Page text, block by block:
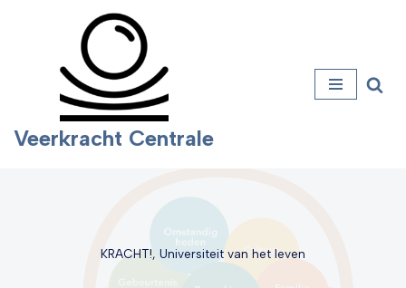
Veerkracht Centrale
KRACHT!, Universiteit van het leven